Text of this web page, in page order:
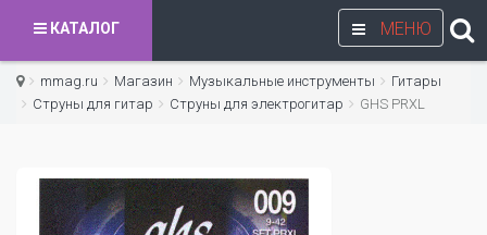
МЕНЮ
КАТАЛОГ
mmag.ru Магазин Музыкальные инструменты
Гитары
Струны для гитар
Cтруны для электрогитар GHS PRXL